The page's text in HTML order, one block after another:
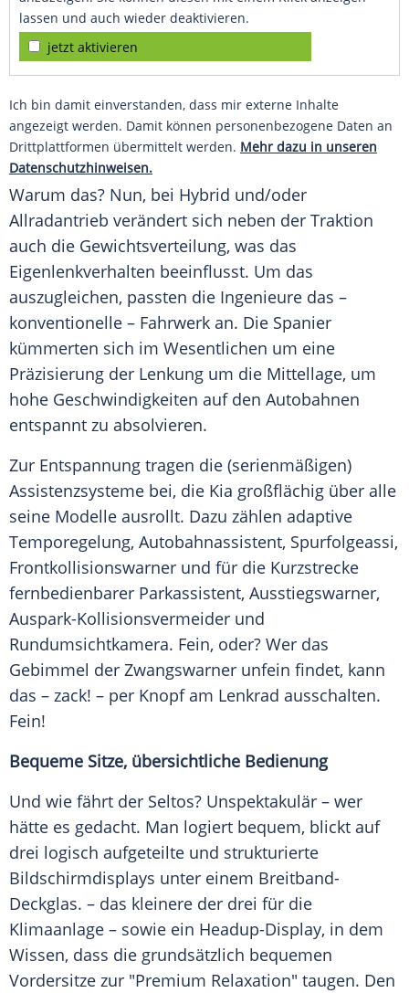
lassen und auch wieder deaktivieren.
jetzt aktivieren
Ich bin damit einverstanden, dass mir externe Inhalte
angezeigt werden. Damit können personenbezogene Daten an
Drittplattformen übermittelt werden. Mehr dazu in unseren
Datenschutzhinweisen.
Warum das? Nun, bei Hybrid und/oder
Allradantrieb verändert sich neben der Traktion
auch die Gewichtsverteilung, was das
Eigenlenkverhalten beeinflusst. Um das
auszugleichen, passten die Ingenieure das –
konventionelle – Fahrwerk an. Die Spanier
kümmerten sich im Wesentlichen um eine
Präzisierung der Lenkung um die Mittellage, um
hohe Geschwindigkeiten auf den Autobahnen
entspannt zu absolvieren.
Zur Entspannung tragen die (serienmäßigen)
Assistenzsysteme bei, die Kia großflächig über alle
seine Modelle ausrollt. Dazu zählen adaptive
Temporegelung, Autobahnassistent, Spurfolgeassi,
Frontkollisionswarner und für die Kurzstrecke
fernbedienbarer Parkassistent, Ausstiegswarner,
Auspark-Kollisionsvermeider und
Rundumsichtkamera. Fein, oder? Wer das
Gebimmel der Zwangswarner unfein findet, kann
das – zack! – per Knopf am Lenkrad ausschalten.
Fein!
Bequeme Sitze, übersichtliche Bedienung
Und wie fährt der Seltos? Unspektakulär – wer
hätte es gedacht. Man logiert bequem, blickt auf
drei logisch aufgeteilte und strukturierte
Bildschirmdisplays unter einem Breitband-
Deckglas. – das kleinere der drei für die
Klimaanlage – sowie ein Headup-Display, in dem
Wissen, dass die grundsätzlich bequemen
Vordersitze zur "Premium Relaxation" taugen. Den